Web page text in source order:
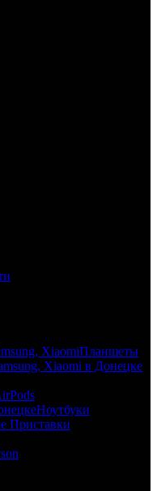
Планшеты
Ноутбуки
Приставки